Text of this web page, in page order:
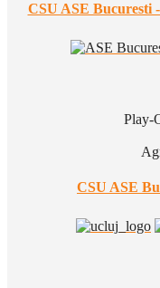
CSU ASE Bucuresti
Play-
CSU ASE